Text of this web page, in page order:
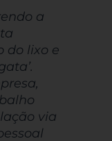
a
do lixo e
via